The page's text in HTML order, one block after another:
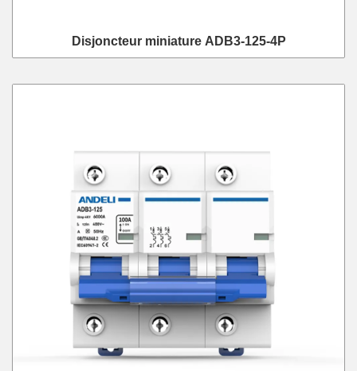
Disjoncteur miniature ADB3-125-4P